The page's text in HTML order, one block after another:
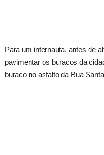
Para um internauta, antes de
pavimentar os buracos da
buraco no asfalto da Rua